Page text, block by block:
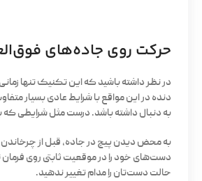
حرکت روی جاده‌های
در نظر داشته باشید که این تکنیک تنها
دنده در این مواقع با شرایط عادی بسیار
به دنبال داشته باشد. درست مثل شرایطی که
به محض دیدن پیچ در جاده، قبل از
دست‌های خود را در موقعیت ثابتی روی
حالت دست‌تان را مدام تغییر ندهید.